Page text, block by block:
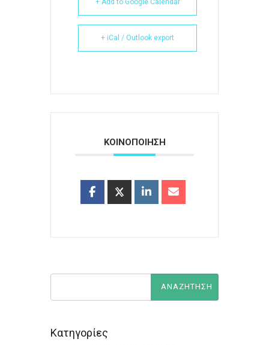
+ Add to Google Calendar
+ iCal / Outlook export
ΚΟΙΝΟΠΟΙΗΣΗ
Κατηγορίες